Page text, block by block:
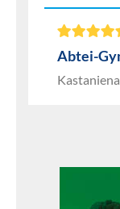
Abtei-